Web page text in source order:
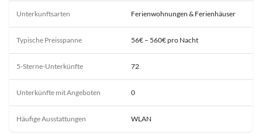
Unterkunftsarten Ferienwohnungen & Ferienhäuser
Typische Preisspanne 56€ – 560€ pro Nacht
5-Sterne-Unterkünfte 72
Unterkünfte mit Angeboten 0
Häufige Ausstattungen WLAN